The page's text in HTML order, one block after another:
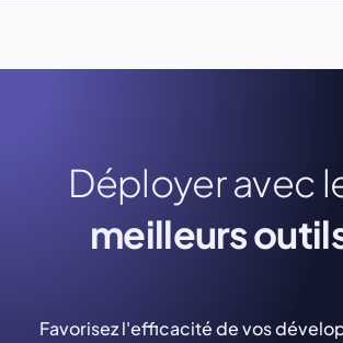
Déployer avec
meilleurs
Favorisez l'efficacité de vos